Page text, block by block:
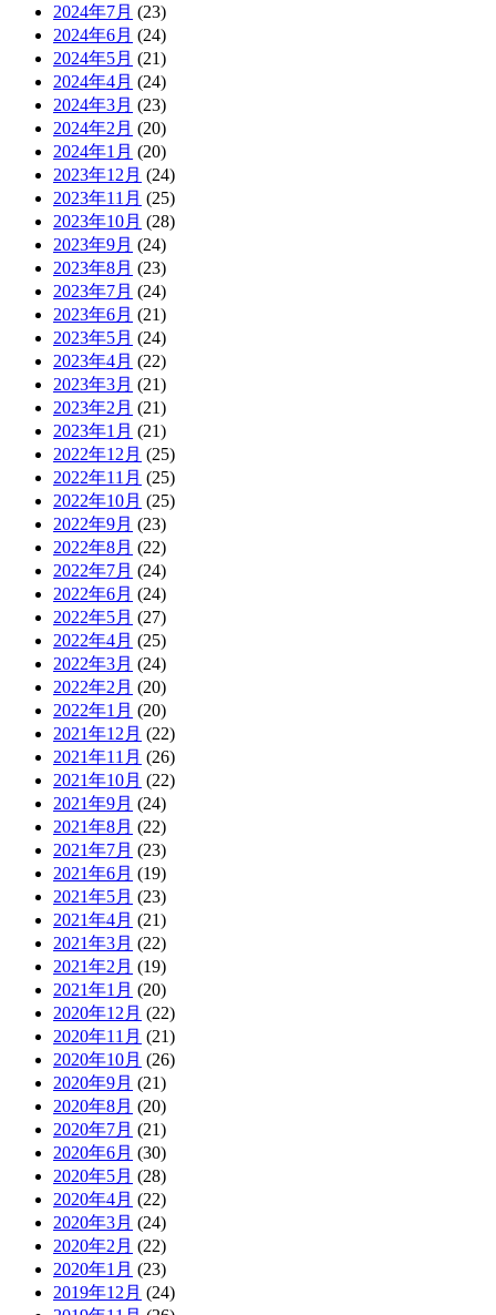
2024年7月 (23)
2024年6月 (24)
2024年5月 (21)
2024年4月 (24)
2024年3月 (23)
2024年2月 (20)
2024年1月 (20)
2023年12月 (24)
2023年11月 (25)
2023年10月 (28)
2023年9月 (24)
2023年8月 (23)
2023年7月 (24)
2023年6月 (21)
2023年5月 (24)
2023年4月 (22)
2023年3月 (21)
2023年2月 (21)
2023年1月 (21)
2022年12月 (25)
2022年11月 (25)
2022年10月 (25)
2022年9月 (23)
2022年8月 (22)
2022年7月 (24)
2022年6月 (24)
2022年5月 (27)
2022年4月 (25)
2022年3月 (24)
2022年2月 (20)
2022年1月 (20)
2021年12月 (22)
2021年11月 (26)
2021年10月 (22)
2021年9月 (24)
2021年8月 (22)
2021年7月 (23)
2021年6月 (19)
2021年5月 (23)
2021年4月 (21)
2021年3月 (22)
2021年2月 (19)
2021年1月 (20)
2020年12月 (22)
2020年11月 (21)
2020年10月 (26)
2020年9月 (21)
2020年8月 (20)
2020年7月 (21)
2020年6月 (30)
2020年5月 (28)
2020年4月 (22)
2020年3月 (24)
2020年2月 (22)
2020年1月 (23)
2019年12月 (24)